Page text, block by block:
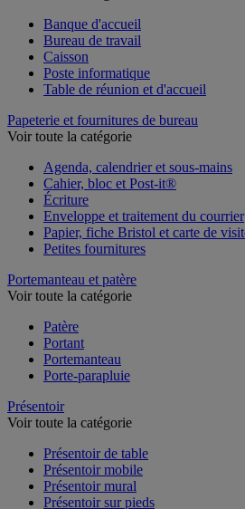
Banque d'accueil
Bureau de travail
Caisson
Poste informatique
Papeterie et fournitures de bureau
Agenda, calendrier et sous-mains
Cahier, bloc et Post-it®
Écriture
Enveloppe et traitement du courrier
Papier, fiche Bristol et carte de visite
Portemanteau et patère
Patère
Portant
Portemanteau
Présentoir
Présentoir de table
Présentoir mobile
Présentoir mural